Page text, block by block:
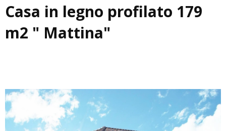
Casa in legno profilato 179
m2 " Mattina"